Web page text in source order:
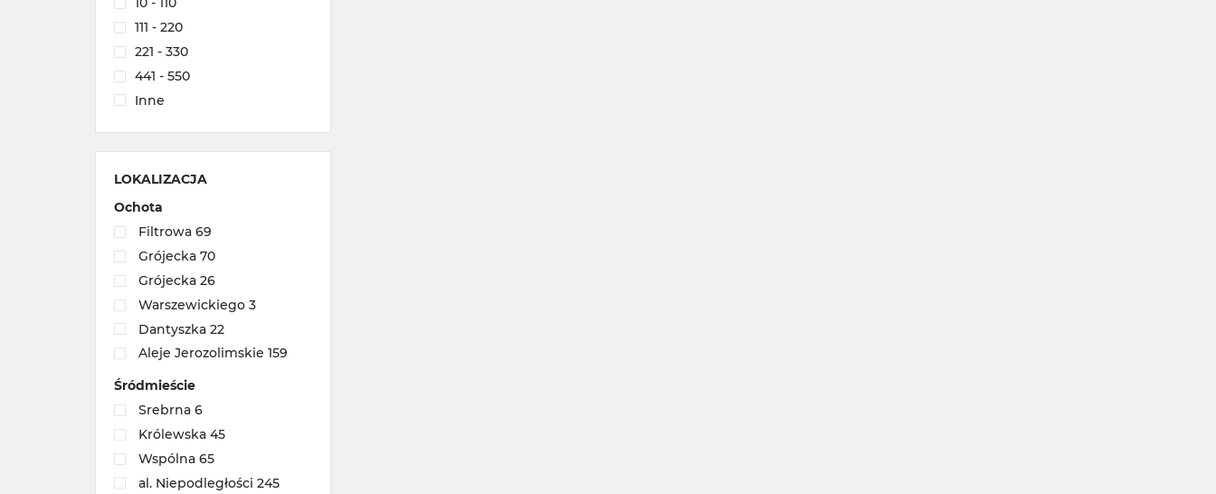
111 - 220
221 - 330
441 - 550
Inne
LOKALIZACJA
Ochota
Filtrowa 69
Grójecka 70
Grójecka 26
Warszewickiego 3
Dantyszka 22
Aleje Jerozolimskie 159
Śródmieście
Srebrna 6
Królewska 45
Wspólna 65
al. Niepodległości 245